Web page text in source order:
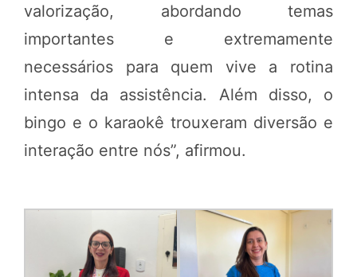
valorização, abordando temas
importantes e extremamente
necessários para quem vive a rotina
intensa da assistência. Além disso, o
bingo e o karaokê trouxeram diversão e
interação entre nós”, afirmou.